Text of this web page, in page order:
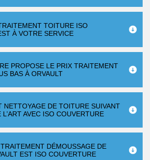
TOITURE ISO
À VOTRE SERVICE
PROPOSE LE PRIX TRAITEMENT
BAS À ORVAULT
NETTOYAGE DE TOITURE SUIVANT
AVEC ISO COUVERTURE
DÉMOUSSAGE DE
EST ISO COUVERTURE